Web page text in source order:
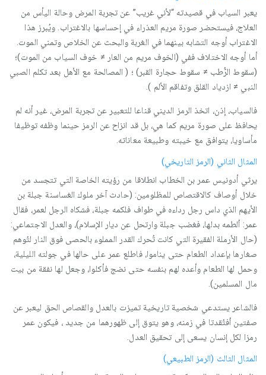
يعبر السياب في قصيدته “لأني غريب” عن تجربة المرض وحالة اليأس من
العلاج، فيستحضر صورة مريم العذراء في إحساسها بالاغتراب. ويُبرز هذا
الاغتراب أوجه التشابه بينهما في الغربة والبحث عن الخلاص وتمني الموت.
أما أوجه الاختلاف ففي (الخوف مريم من العار ≠ خوف السياب من الموت)؛
(سقوط الرُّطب ≠ سقوط حجارة القبر) ؛ ( المصالحة مع الأهل بعد تكلم الصبي
النبي ≠ ازدياد القلق وتفاقم الألم ).
فالسياب، إذن، اتخذ الرمز الديني قناعا للتعبير عن تجربة المرض، غير أنه لم
يحافظ على صورة مريم كما هي، بل قد انزاح عن الرمز حينما وظفه توظيفا
مأساويا، يتوافق مع خيبته وطبيعة معاناته.
المثال الثاني (الرمز التاريخي)
يرثي أدونيس عمر بن الخطاب انطلاقا من رؤيته الخاصة التي تتجسد من
خلال أوصاف كالاقتصاص للمظلومين: (حادث آخر ملوك الغساسنة جبلة بن
الأيهم الذي داس رجل رداءه في طواف فلكمه جبلة، فشكاه الرجل لعمر، فقال
عمر: اُلطمه بدلها، فغضب جبلة وارتحل عن ديار الإسلام)، والعدل الاجتماعي:
(حال الأرملة الفقيرة التي كانت تُحرك القدر المملوء بالحصى فوق النار لتُوهم
صغارها بإعداد الطعام حتى يناموا، فاطلع عمر على حالها في جولته الليلية،
وحمل لها الطعام وأعده لهم بنفسه حتى نضج فأكلوا، وجعل لها نفقة من بيت
مال المسلمين).
فالشاعر يستدعي شخصية تاريخية تميزت بالعدل والقصاص الحق ليعبر عن
صفتين اُفتُقدتا في زمنه، وهو يتوق إلى ظهورهما من جديد ، فيكون عمر
رمزا لكل إنسان يسعى إلى تحقيق العدل.
المثال الثالث (الرمز الطبيعي)